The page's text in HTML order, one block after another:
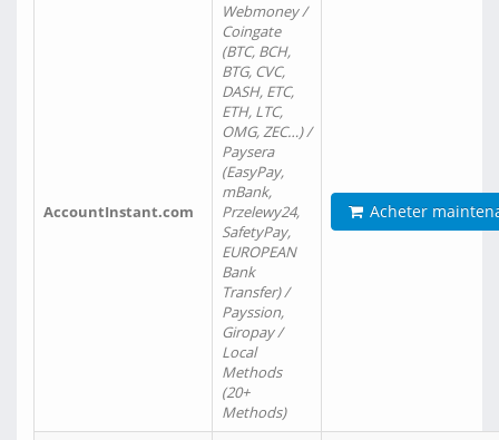
AccountInstant.com
Webmoney /
Coingate
(BTC, BCH,
BTG, CVC,
DASH, ETC,
ETH, LTC,
OMG, ZEC…) /
Paysera
(EasyPay,
mBank,
Przelewy24,
SafetyPay,
EUROPEAN
Bank
Transfer) /
Payssion,
Giropay /
Local
Methods
(20+
Methods)
Acheter